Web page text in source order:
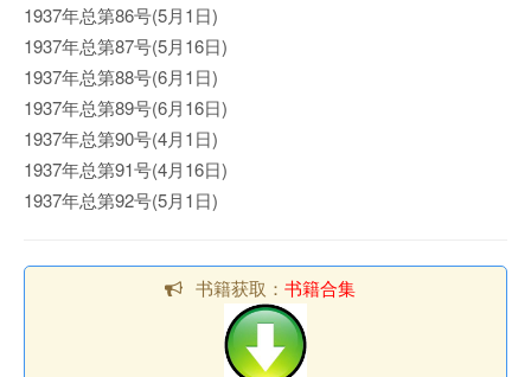
1937年总第86号(5月1日)
1937年总第87号(5月16日)
1937年总第88号(6月1日)
1937年总第89号(6月16日)
1937年总第90号(4月1日)
1937年总第91号(4月16日)
1937年总第92号(5月1日)
书籍获取： 书籍合集